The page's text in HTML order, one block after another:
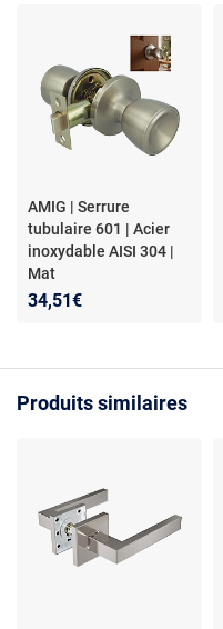
AMIG | Serrure
tubulaire 601 | Acier
inoxydable AISI 304 |
Mat
34,51€
Produits similaires